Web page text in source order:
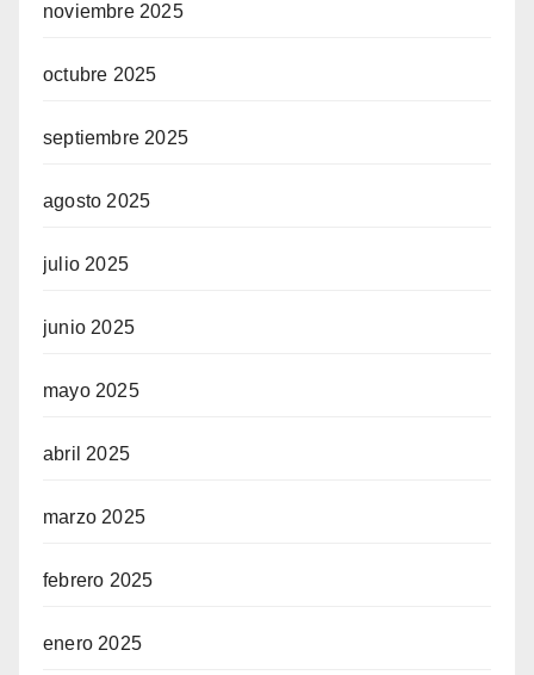
noviembre 2025
octubre 2025
septiembre 2025
agosto 2025
julio 2025
junio 2025
mayo 2025
abril 2025
marzo 2025
febrero 2025
enero 2025